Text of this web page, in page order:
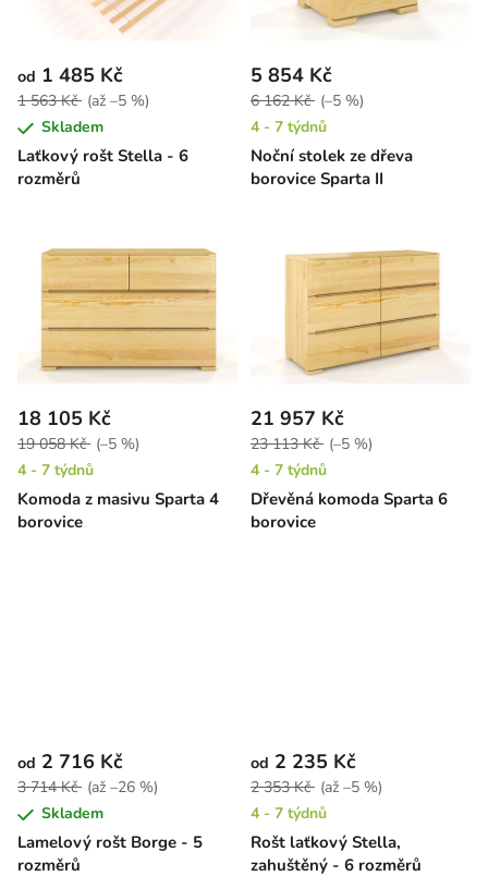
Laťkový rošt Stella - 6
rozměrů
od 1 485 Kč
1 563 Kč (až –5 %)
Skladem
Noční stolek ze dřeva
borovice Sparta II
5 854 Kč
6 162 Kč (–5 %)
4 - 7 týdnů
Komoda z masivu Sparta 4
borovice
18 105 Kč
19 058 Kč (–5 %)
4 - 7 týdnů
Dřevěná komoda Sparta 6
borovice
21 957 Kč
23 113 Kč (–5 %)
4 - 7 týdnů
Lamelový rošt Borge - 5
rozměrů
od 2 716 Kč
3 714 Kč (až –26 %)
Skladem
Rošt laťkový Stella,
zahuštěný - 6 rozměrů
od 2 235 Kč
2 353 Kč (až –5 %)
4 - 7 týdnů